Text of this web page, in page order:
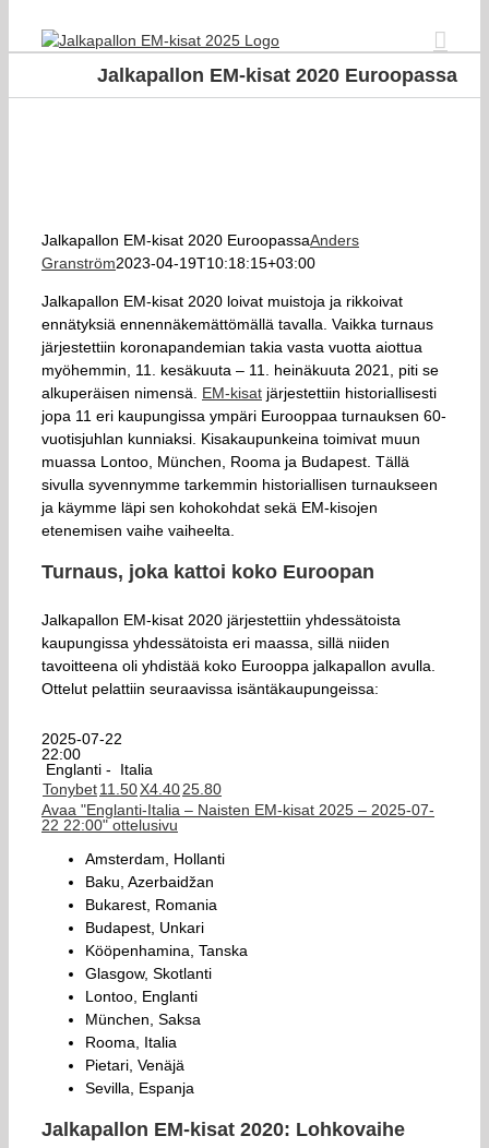
content
Jalkapallon EM-kisat 2020 Euroopassa
Jalkapallon EM-kisat 2020 EuroopassaAnders
Granström2023-04-19T10:18:15+03:00
Jalkapallon EM-kisat 2020 loivat muistoja ja rikkoivat
ennätyksiä ennennäkemättömällä tavalla. Vaikka turnaus
järjestettiin koronapandemian takia vasta vuotta aiottua
myöhemmin, 11. kesäkuuta – 11. heinäkuuta 2021, piti se
alkuperäisen nimensä. EM-kisat järjestettiin historiallisesti
jopa 11 eri kaupungissa ympäri Eurooppaa turnauksen 60-
vuotisjuhlan kunniaksi. Kisakaupunkeina toimivat muun
muassa Lontoo, München, Rooma ja Budapest. Tällä
sivulla syvennymme tarkemmin historiallisen turnaukseen
ja käymme läpi sen kohokohdat sekä EM-kisojen
etenemisen vaihe vaiheelta.
Turnaus, joka kattoi koko Euroopan
Jalkapallon EM-kisat 2020 järjestettiin yhdessätoista
kaupungissa yhdessätoista eri maassa, sillä niiden
tavoitteena oli yhdistää koko Eurooppa jalkapallon avulla.
Ottelut pelattiin seuraavissa isäntäkaupungeissa:
2025-07-22
22:00
Englanti -
Italia
Tonybet11.50X4.4025.80
Avaa "Englanti-Italia – Naisten EM-kisat 2025 – 2025-07-
22 22:00" ottelusivu
Amsterdam, Hollanti
Baku, Azerbaidžan
Bukarest, Romania
Budapest, Unkari
Kööpenhamina, Tanska
Glasgow, Skotlanti
Lontoo, Englanti
München, Saksa
Rooma, Italia
Pietari, Venäjä
Sevilla, Espanja
Jalkapallon EM-kisat 2020: Lohkovaihe